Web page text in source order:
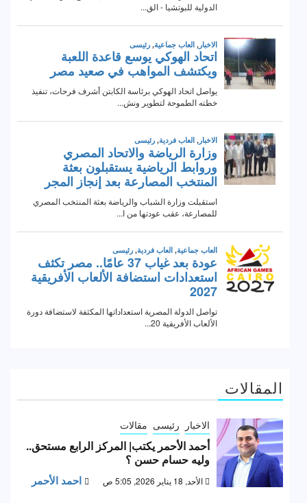
المقالات
الاخبار رئيسى مقالات
أحمد الأحمر يكتب| المركز الرابع مستحق..
وليه حسام حسن ؟
الأحد, 18 يناير 2026, 5:05 ص احمد الأحمر